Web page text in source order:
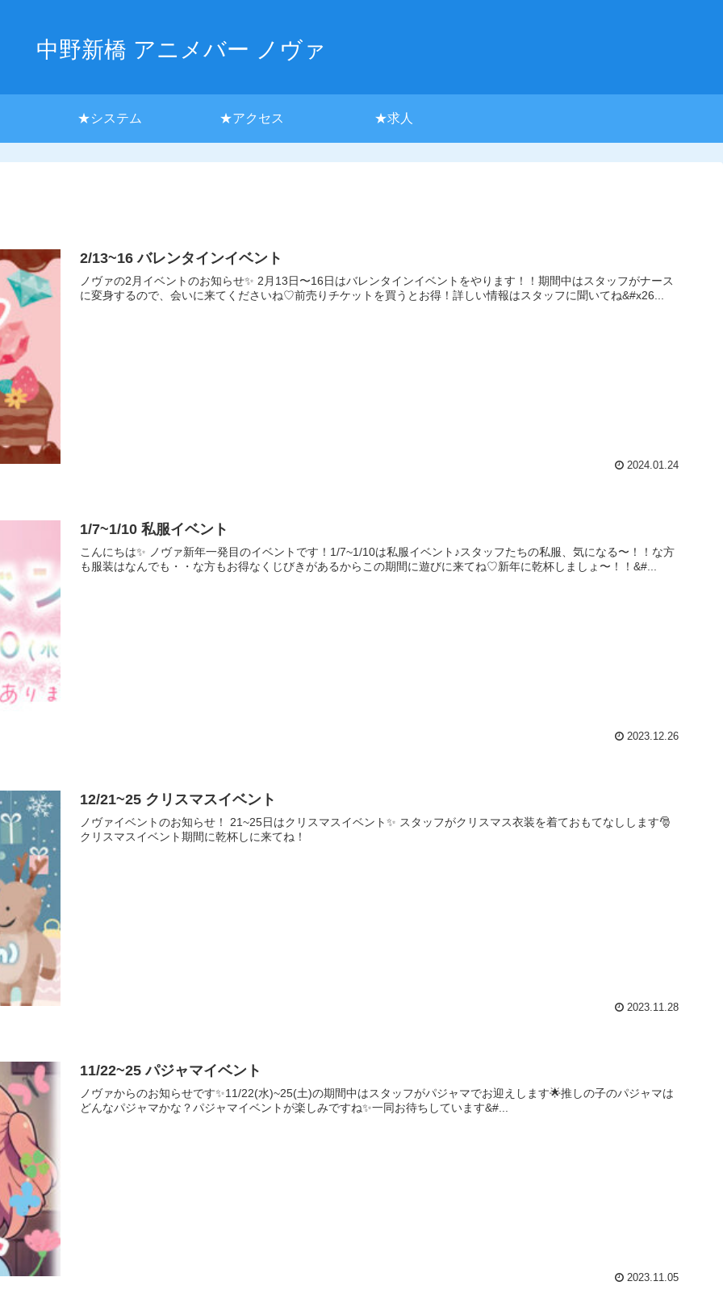
中野新橋 アニメバー ノヴァ
★システム ★アクセス ★求人
2/13~16 バレンタインイベント
ノヴァの2月イベントのお知らせ✨ 2月13日〜16日はバレンタインイベントをやります！！期間中はスタッフがナース
に変身するので、会いに来てくださいね♡前売りチケットを買うとお得！詳しい情報はスタッフに聞いてね&#x26...
2024.01.24
1/7~1/10 私服イベント
こんにちは✨ ノヴァ新年一発目のイベントです！1/7~1/10は私服イベント♪スタッフたちの私服、気になる〜！！な方
も服装はなんでも・・な方もお得なくじびきがあるからこの期間に遊びに来てね♡新年に乾杯しましょ〜！！&#...
2023.12.26
12/21~25 クリスマスイベント
ノヴァイベントのお知らせ！ 21~25日はクリスマスイベント✨ スタッフがクリスマス衣装を着ておもてなしします🎅
クリスマスイベント期間に乾杯しに来てね！
2023.11.28
11/22~25 パジャマイベント
ノヴァからのお知らせです✨11/22(水)~25(土)の期間中はスタッフがパジャマでお迎えします🌟推しの子のパジャマは
どんなパジャマかな？パジャマイベントが楽しみですね✨一同お待ちしています&#...
2023.11.05